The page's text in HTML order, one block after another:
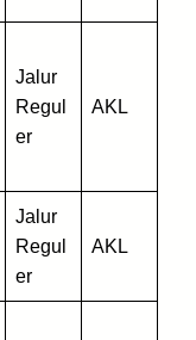
Jalur
Regul
er
AKL
Jalur
Regul
er
AKL